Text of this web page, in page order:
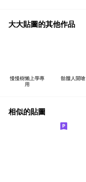
大大貼圖的其他作品
慢慢樹懶上學專
用
骷髏人開嗆
相似的貼圖